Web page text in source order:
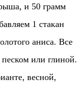
и 50 грамм
1 стакан
аниса. Все
или глиной.
весной,